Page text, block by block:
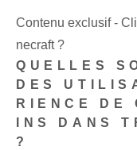
Contenu exclusif -
necraft ?
QUELLES
DES
RIENCE DE
INS DANS
?